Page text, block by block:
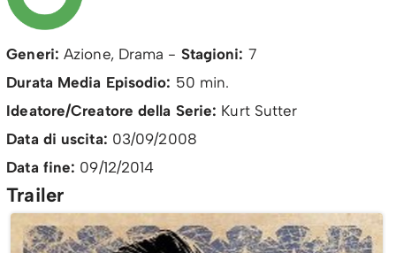
Generi: Azione, Drama - Stagioni: 7
Durata Media Episodio: 50 min.
Ideatore/Creatore della Serie: Kurt Sutter
Data di uscita: 03/09/2008
Data fine: 09/12/2014
Trailer